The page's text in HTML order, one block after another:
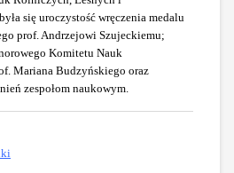
się uroczystość wręczenia medalu
prof. Andrzejowi Szujeckiemu;
Komitetu Nauk
Mariana Budzyńskiego oraz
zespołom naukowym.